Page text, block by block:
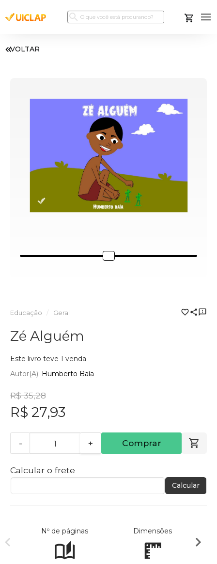
VOLTAR
Educação Geral
Zé Alguém
Este livro teve 1 venda
Autor(a): Humberto Baía
R$ 35,28
R$ 27,93
- + Comprar
Calcular o frete
Calcular
Nº de páginas Dimensões